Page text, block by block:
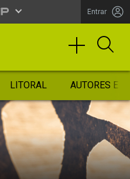
Entrar
LITORAL AUTORES